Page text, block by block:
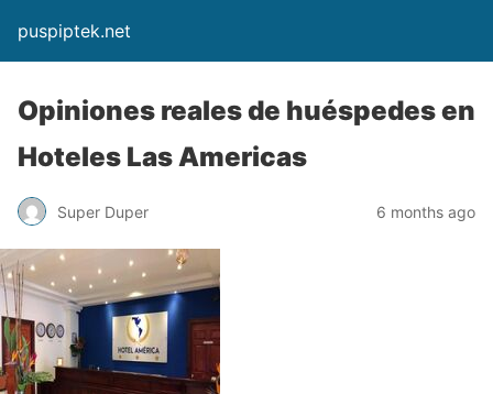
puspiptek.net
Opiniones reales de huéspedes en
Hoteles Las Americas
Super Duper 6 months ago